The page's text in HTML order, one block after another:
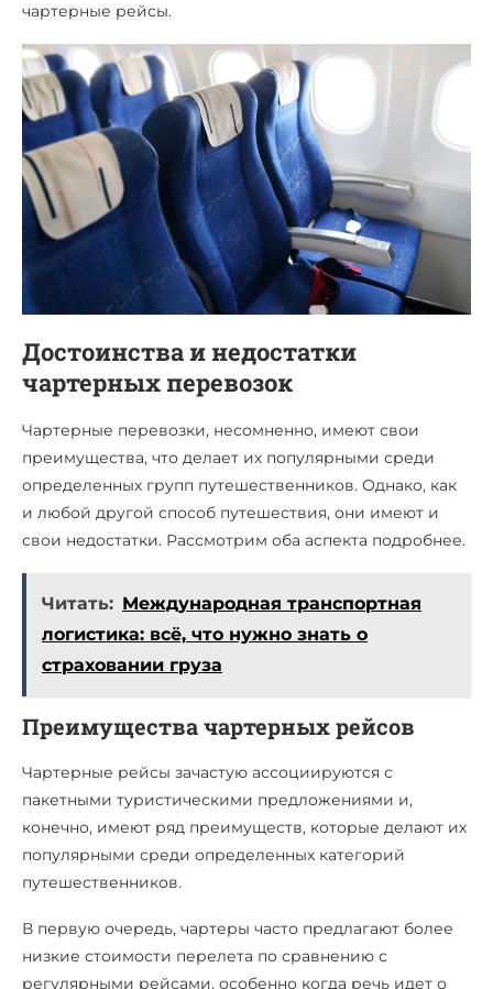
чартерные рейсы.
Достоинства и недостатки
чартерных перевозок
Чартерные перевозки, несомненно, имеют свои
преимущества, что делает их популярными среди
определенных групп путешественников. Однако, как
и любой другой способ путешествия, они имеют и
свои недостатки. Рассмотрим оба аспекта подробнее.
Читать: Международная транспортная
логистика: всё, что нужно знать о
страховании груза
Преимущества чартерных рейсов
Чартерные рейсы зачастую ассоциируются с
пакетными туристическими предложениями и,
конечно, имеют ряд преимуществ, которые делают их
популярными среди определенных категорий
путешественников.
В первую очередь, чартеры часто предлагают более
низкие стоимости перелета по сравнению с
регулярными рейсами, особенно когда речь идет о